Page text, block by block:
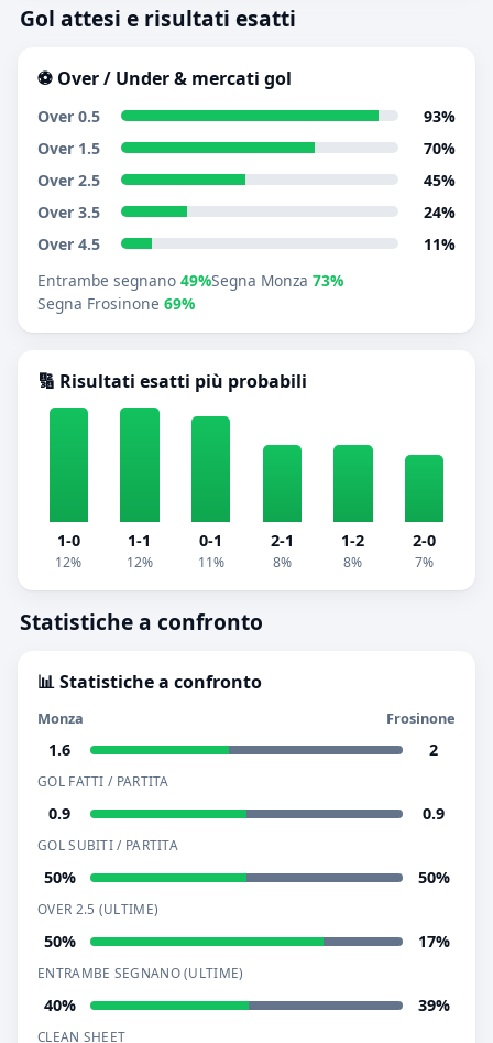
Gol attesi e risultati esatti
⚽ Over / Under & mercati gol
Over 0.5
93%
Over 1.5
70%
Over 2.5
45%
Over 3.5
24%
Over 4.5
11%
Entrambe segnano 49%Segna Monza 73%
Segna Frosinone 69%
🔢 Risultati esatti più probabili
1-0
12%
1-1
12%
0-1
11%
2-1
8%
1-2
8%
2-0
7%
Statistiche a confronto
📊 Statistiche a confronto
Monza Frosinone
1.6 2
GOL FATTI / PARTITA
0.9 0.9
GOL SUBITI / PARTITA
50% 50%
OVER 2.5 (ULTIME)
50% 17%
ENTRAMBE SEGNANO (ULTIME)
40% 39%
CLEAN SHEET